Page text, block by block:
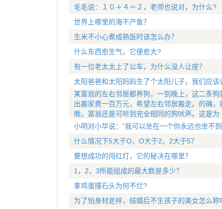
毛毛说：１０＋４＝２，老师也说对，为什么?
世界上哪里的海不产鱼？
生米不小心煮成熟饭时该怎么办？
什么东西愈生气，它便愈大?
有一位老太太上了公车，为什么没人让座？
太阳爸爸和太阳妈妈生了个太阳儿子，我们应
某富翁的左右邻居都养狗，一到晚上，这二条
出搬家费一百万元，希望左右邻居搬走。的确
晚，富翁还是可听到完全相同的狗吠声。这是为
小明对小华说：“我可以坐在一个你永远也坐不
什么情况下5大于O，O大于2，2大于5？
要想成功的闯红灯，它的秘决在哪里？
1，2，3所能组成的最大数是多少？
拿鸡蛋撞石头为何不烂?
为了怕身材走样，结婚后不生孩子的美女怎么称